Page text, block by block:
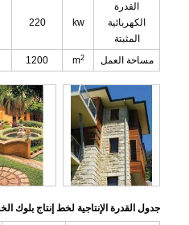
القدرة
الكهربائية
المثبتة
kw
220
مساحة العمل m2
1200
جدول القدرة الإنتاجية لخط إنتاج بلوك